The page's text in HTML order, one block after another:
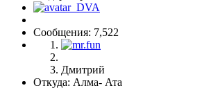
Сообщения: 7,522
Дмитрий
Откуда: Алма- Ата